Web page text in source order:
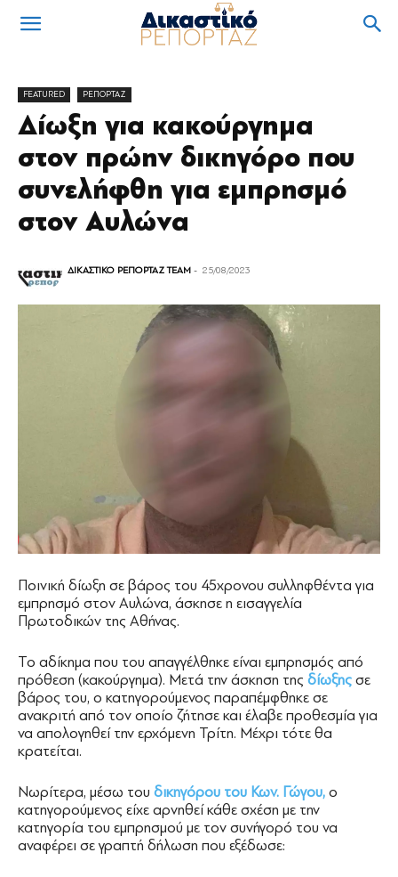
FEATURED ΡΕΠΟΡΤΑΖ
Δίωξη για κακούργημα
στον πρώην δικηγόρο που
συνελήφθη για εμπρησμό
στον Αυλώνα
ΔΙΚΑΣΤΙΚΟ ΡΕΠΟΡΤΑΖ TEAM - 25/08/2023
Ποινική δίωξη σε βάρος του 45χρονου συλληφθέντα για
εμπρησμό στον Αυλώνα, άσκησε η εισαγγελία
Πρωτοδικών της Αθήνας.
Το αδίκημα που του απαγγέλθηκε είναι εμπρησμός από
πρόθεση (κακούργημα). Μετά την άσκηση της δίωξης σε
βάρος του, ο κατηγορούμενος παραπέμφθηκε σε
ανακριτή από τον οποίο ζήτησε και έλαβε προθεσμία για
να απολογηθεί την ερχόμενη Τρίτη. Μέχρι τότε θα
κρατείται.
Νωρίτερα, μέσω του δικηγόρου του Κων. Γώγου, ο
κατηγορούμενος είχε αρνηθεί κάθε σχέση με την
κατηγορία του εμπρησμού με τον συνήγορό του να
αναφέρει σε γραπτή δήλωση που εξέδωσε: